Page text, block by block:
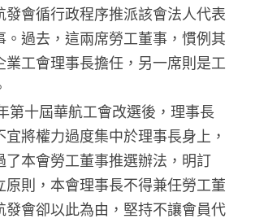
發會循行政程序推派該會法人代表
。過去，這兩席勞工董事，慣例其
業工會理事長擔任，另一席則是工
第十屆華航工會改選後，理事長
宜將權力過度集中於理事長身上，
了本會勞工董事推選辦法，明訂
原則，本會理事長不得兼任勞工董
發會卻以此為由，堅持不讓會員代